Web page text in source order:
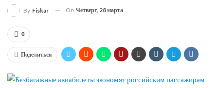
By Fiskar On Четверг, 28 марта
0
Поделиться